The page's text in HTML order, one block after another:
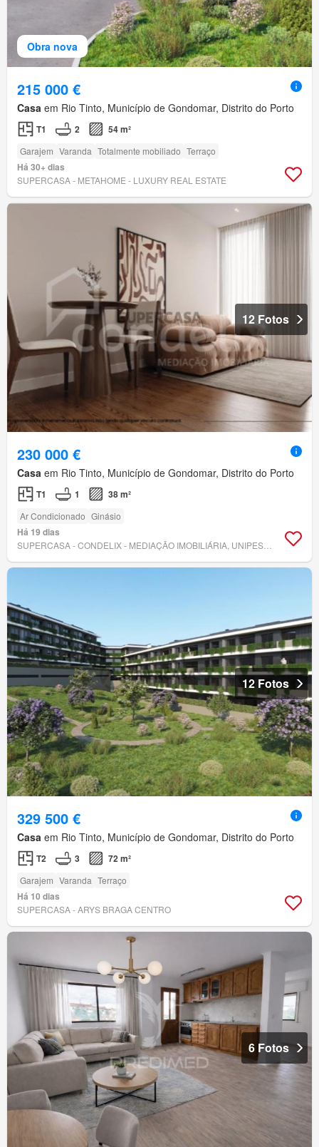
Obra nova
215 000 €
Casa em Rio Tinto, Município de Gondomar, Distrito do Porto
T1 2 54 m²
Garajem Varanda Totalmente mobiliado Terraço
Há 30+ dias
SUPERCASA - METAHOME - LUXURY REAL ESTATE
12 Fotos
230 000 €
Casa em Rio Tinto, Município de Gondomar, Distrito do Porto
T1 1 38 m²
Ar Condicionado Ginásio
Há 19 dias
12 Fotos
329 500 €
Casa em Rio Tinto, Município de Gondomar, Distrito do Porto
T2 3 72 m²
Garajem Varanda Terraço
Há 10 dias
SUPERCASA - ARYS BRAGA CENTRO
6 Fotos